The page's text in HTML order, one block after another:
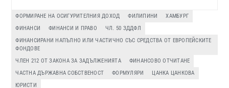
ФОРМИРАНЕ НА ОСИГУРИТЕЛНИЯ ДОХОД ФИЛИПИНИ
ХАМБУРГ
ФИНАНСИ
ФИНАНСИ И ПРАВО
ЧЛ. 50 ЗДДФЛ
ФИНАНСИРАНИ НАПЪЛНО ИЛИ ЧАСТИЧНО СЪС СРЕДСТВА ОТ ЕВРОПЕЙСКИТЕ
ФОНДОВЕ
ЧЛЕН 212 ОТ ЗАКОНА ЗА ЗАДЪЛЖЕНИЯТА
ФИНАНСОВО ОТЧИТАНЕ
ЧАСТНА ДЪРЖАВНА СОБСТВЕНОСТ
ФОРМУЛЯРИ
ЦАНКА ЦАНКОВА
ЮРИСТИ